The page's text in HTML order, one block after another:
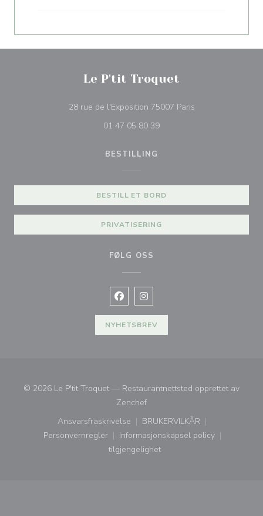
Le P'tit Troquet
28 rue de l'Exposition 75007 Paris((åpner i et nytt
01 47 05 80 39
BESTILLING
BESTILL ET BORD
PRIVATISERING
FØLG OSS
Facebook ((åpner i et nytt vindu))
Instagram ((åpner i et nytt
NYHETSBREV
© 2026 Le P'tit Troquet — Restaurantnettsted opprettet av
Zenchef((åpner i et nytt vindu))
Ansvarsfraskrivelse
((åpner i et nytt vindu))
BRUKERVILKÅR
((åpner i et nytt vindu))
Personvernregler
((åpner i et nytt vindu))
Informasjonskapsel policy
((åpner i et nytt vindu))
tilgjengelighet
((åpner i et nytt vindu))